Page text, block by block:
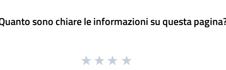
sono chiare le informazioni su questa